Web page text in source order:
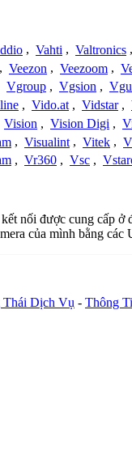
, Vahti , Valtronics ,
, Veezon , Veezoom ,
Vgroup , Vgsion ,
, Vido.at , Vidstar ,
Vision , Vision Digi ,
, Visualint , Vitek ,
, Vr360 , Vsc ,
nối được cung cấp
của mình bằng các
Thái Dịch Vụ - Thông